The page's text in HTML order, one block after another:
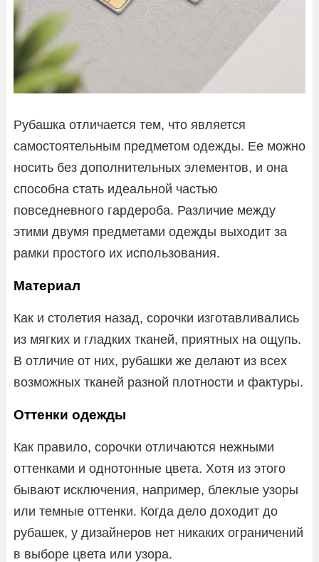
Рубашка отличается тем, что является
самостоятельным предметом одежды. Ее можно
носить без дополнительных элементов, и она
способна стать идеальной частью
повседневного гардероба. Различие между
этими двумя предметами одежды выходит за
рамки простого их использования.
Материал
Как и столетия назад, сорочки изготавливались
из мягких и гладких тканей, приятных на ощупь.
В отличие от них, рубашки же делают из всех
возможных тканей разной плотности и фактуры.
Оттенки одежды
Как правило, сорочки отличаются нежными
оттенками и однотонные цвета. Хотя из этого
бывают исключения, например, блеклые узоры
или темные оттенки. Когда дело доходит до
рубашек, у дизайнеров нет никаких ограничений
в выборе цвета или узора.